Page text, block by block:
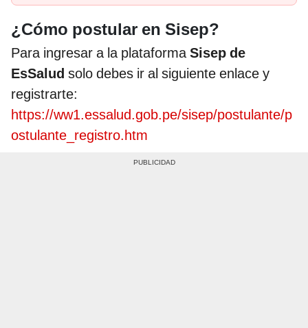
¿Cómo postular en Sisep?
Para ingresar a la plataforma Sisep de
EsSalud solo debes ir al siguiente enlace y
registrarte:
https://ww1.essalud.gob.pe/sisep/postulante/p
ostulante_registro.htm